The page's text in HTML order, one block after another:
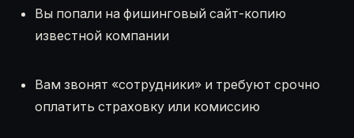
Вы попали на фишинговый сайт-копию
известной компании
Вам звонят «сотрудники» и требуют срочно
оплатить страховку или комиссию